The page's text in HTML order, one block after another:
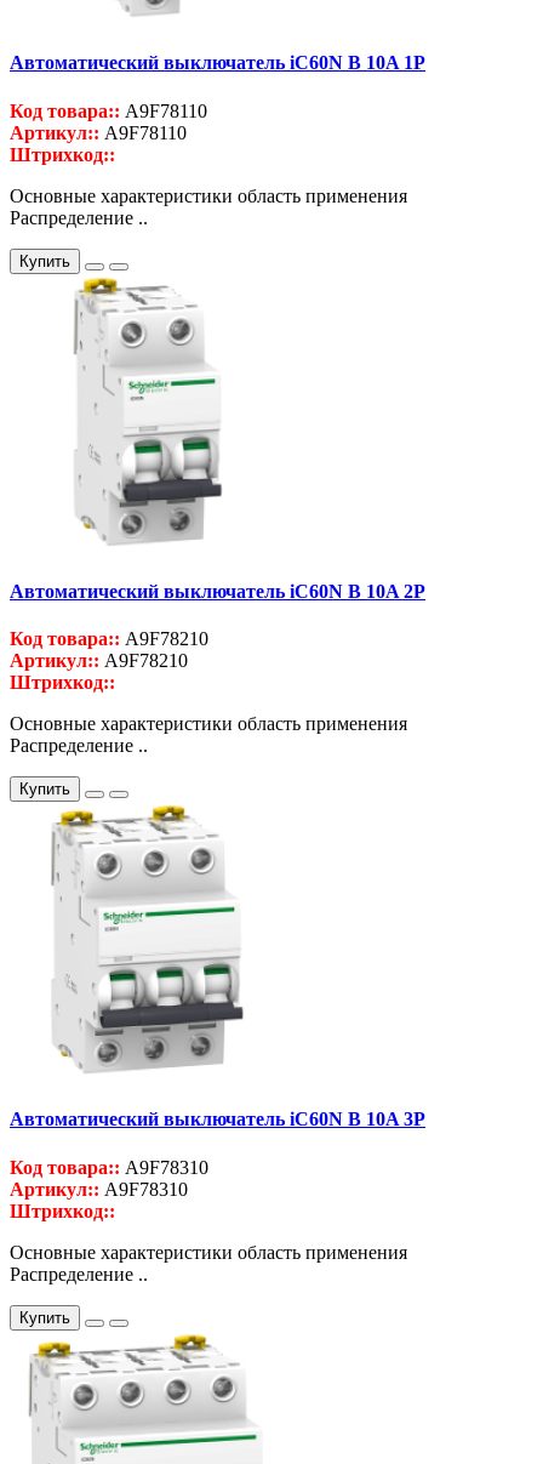
Автоматический выключатель iC60N B 10A 1P
Код товара:: A9F78110
Артикул:: A9F78110
Штрихкод::
Основные характеристики область применения
Распределение ..
Купить
Автоматический выключатель iC60N B 10A 2P
Код товара:: A9F78210
Артикул:: A9F78210
Штрихкод::
Основные характеристики область применения
Распределение ..
Купить
Автоматический выключатель iC60N B 10A 3P
Код товара:: A9F78310
Артикул:: A9F78310
Штрихкод::
Основные характеристики область применения
Распределение ..
Купить